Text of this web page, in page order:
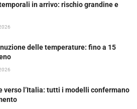
in arrivo: rischio grandine e
delle temperature: fino a 15
verso l’Italia: tutti i modelli confermano